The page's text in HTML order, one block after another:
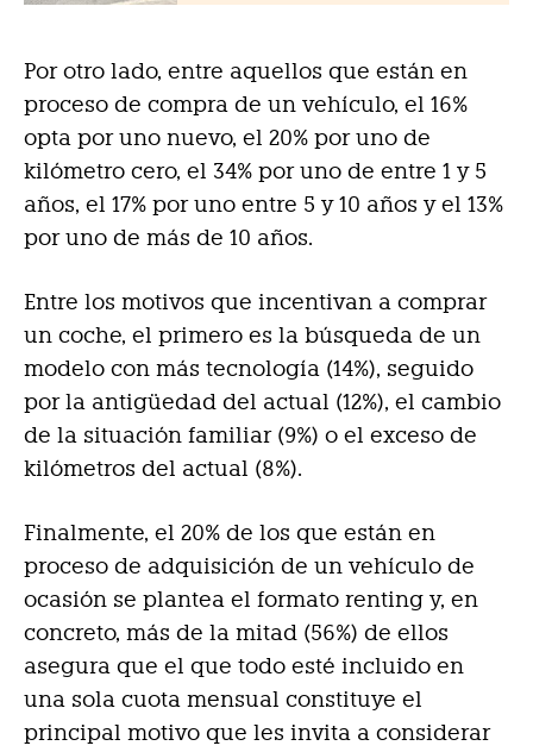
Por otro lado, entre aquellos que están en
proceso de compra de un vehículo, el 16%
opta por uno nuevo, el 20% por uno de
kilómetro cero, el 34% por uno de entre 1 y 5
años, el 17% por uno entre 5 y 10 años y el 13%
por uno de más de 10 años.
Entre los motivos que incentivan a comprar
un coche, el primero es la búsqueda de un
modelo con más tecnología (14%), seguido
por la antigüedad del actual (12%), el cambio
de la situación familiar (9%) o el exceso de
kilómetros del actual (8%).
Finalmente, el 20% de los que están en
proceso de adquisición de un vehículo de
ocasión se plantea el formato renting y, en
concreto, más de la mitad (56%) de ellos
asegura que el que todo esté incluido en
una sola cuota mensual constituye el
principal motivo que les invita a considerar